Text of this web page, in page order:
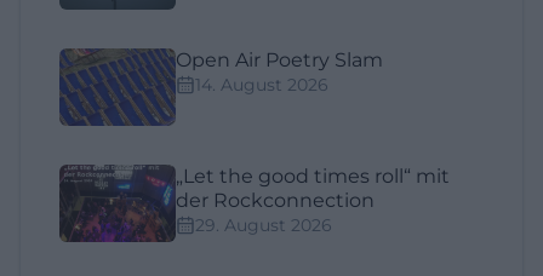
Open Air Poetry Slam
14. August 2026
„Let the good times roll“ mit
der Rockconnection
29. August 2026